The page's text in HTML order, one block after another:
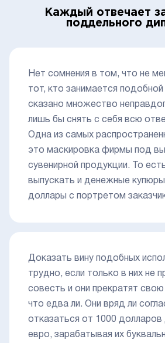
Каждый отвечает
поддельного
Нет сомнения в том, что не
тот, кто занимается
сказано множество
лишь бы снять с себя всю
Одна из самых
это маскировка фирмы под
сувенирной продукции. То
выпускать и денежные
доллары с портретом
Доказать вину подобных
трудно, если только в них не
совесть и они прекратят
что едва ли. Они вряд ли
отказаться от 1000 долларов
евро, зарабатывая их